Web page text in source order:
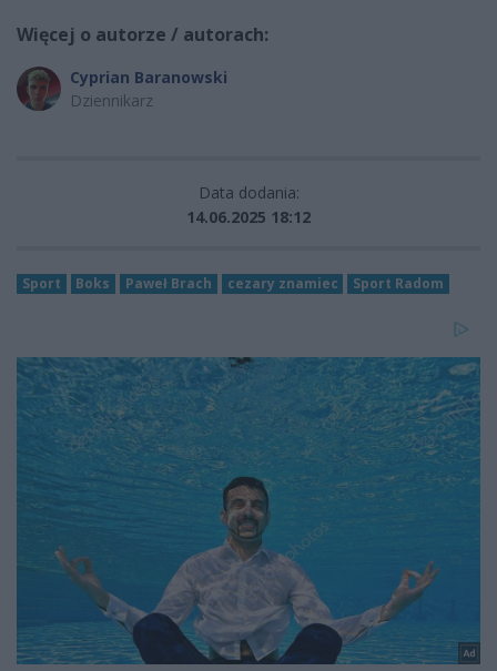
Więcej o autorze / autorach:
Cyprian Baranowski
Dziennikarz
Data dodania:
14.06.2025 18:12
Sport Boks Paweł Brach cezary znamiec Sport Radom